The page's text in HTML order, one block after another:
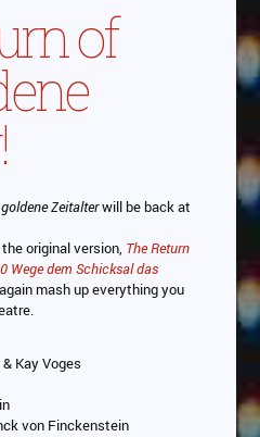
of
Zeitalterwill be back at
original version, The Return
Wege dem Schicksal das
mash up everything you
Kay Voges
von Finckenstein